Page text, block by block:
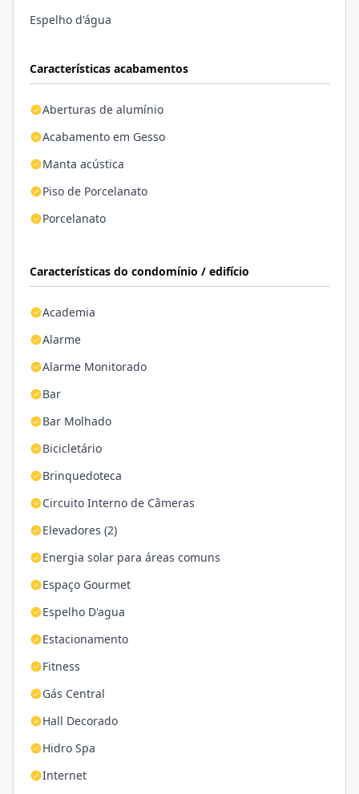
Características acabamentos
Aberturas de alumínio
Acabamento em Gesso
Manta acústica
Piso de Porcelanato
Porcelanato
Características do condomínio / edifício
Academia
Alarme
Alarme Monitorado
Bar
Bar Molhado
Bicicletário
Brinquedoteca
Circuito Interno de Câmeras
Elevadores (2)
Energia solar para áreas comuns
Espaço Gourmet
Espelho D'agua
Estacionamento
Fitness
Gás Central
Hall Decorado
Hidro Spa
Internet
Espelho d'água